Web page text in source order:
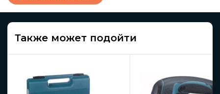
Также может подойти